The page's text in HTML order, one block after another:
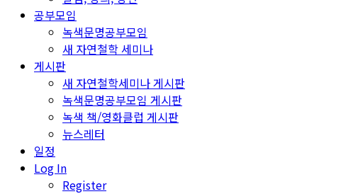
공부모임
녹색문명공부모임
새 자연철학 세미나
게시판
새 자연철학세미나 게시판
녹색문명공부모임 게시판
녹색 책/영화클럽 게시판
뉴스레터
일정
Log In
Register